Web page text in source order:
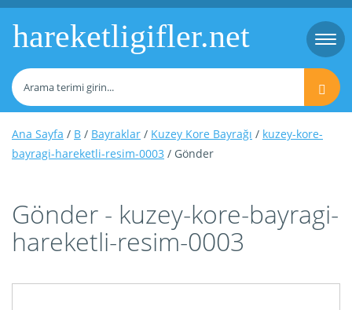
hareketligifler.net
Ana Sayfa / B / Bayraklar / Kuzey Kore Bayrağı / kuzey-kore-
bayragi-hareketli-resim-0003 / Gönder
Gönder - kuzey-kore-bayragi-
hareketli-resim-0003